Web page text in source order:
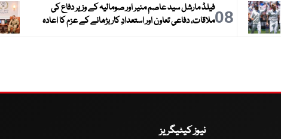
08فیلڈ مارشل سید عاصم منیر اور صومالیہ کے وزیر دفاع کی
ملاقات، دفاعی تعاون اور استعدادِ کار بڑھانے کے عزم کا اعادہ
نیوز کیٹیگریز